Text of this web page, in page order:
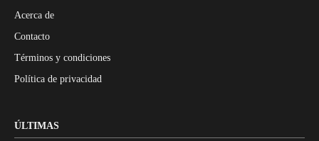
Acerca de
Contacto
Términos y condiciones
Política de privacidad
ÚLTIMAS